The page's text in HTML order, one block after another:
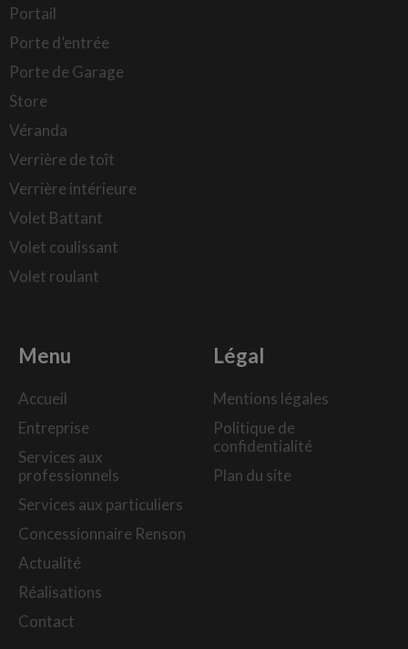
Portail
Porte d’entrée
Porte de Garage
Store
Véranda
Verrière de toît
Verrière intérieure
Volet Battant
Volet coulissant
Volet roulant
Menu
Accueil
Entreprise
Services aux
professionnels
Services aux particuliers
Concessionnaire Renson
Actualité
Réalisations
Contact
Légal
Mentions légales
Politique de
confidentialité
Plan du site